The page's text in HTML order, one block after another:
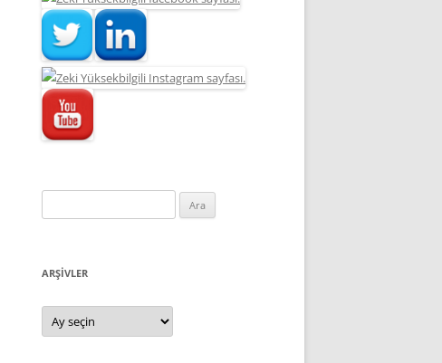
ARŞIVLER
Arşivler